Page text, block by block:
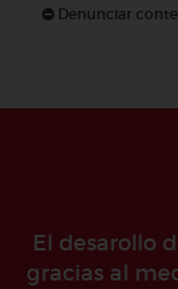
Denunciar
El desarollo
gracias al